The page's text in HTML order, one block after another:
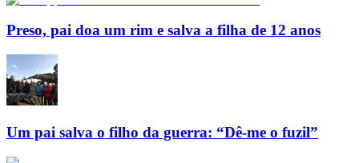
Preso, pai doa um rim e salva a filha de 12 anos
Um pai salva o filho da guerra: “Dê-me o fuzil”